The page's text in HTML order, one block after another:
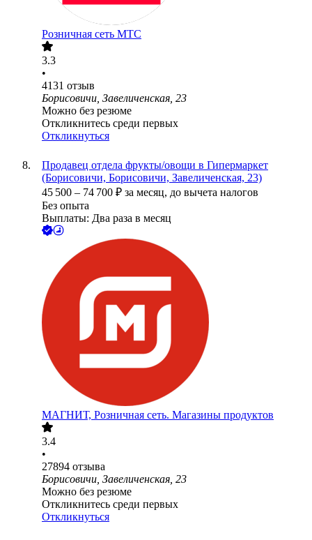
Розничная сеть МТС
3.3
•
4131 отзыв
Борисовичи, Завеличенская, 23
Можно без резюме
Откликнитесь среди первых
Откликнуться
Продавец отдела фрукты/овощи в Гипермаркет
(Борисовичи, Борисовичи, Завеличенская, 23)
45 500 – 74 700 ₽ за месяц, до вычета налогов
Без опыта
Выплаты: Два раза в месяц
МАГНИТ, Розничная сеть. Магазины продуктов
3.4
•
27894 отзыва
Борисовичи, Завеличенская, 23
Можно без резюме
Откликнитесь среди первых
Откликнуться